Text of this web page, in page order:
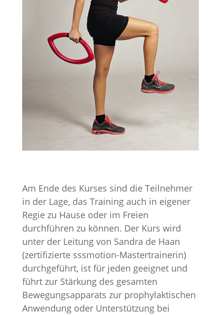
Am Ende des Kurses sind die Teilnehmer
in der Lage, das Training auch in eigener
Regie zu Hause oder im Freien
durchführen zu können. Der Kurs wird
unter der Leitung von Sandra de Haan
(zertifizierte sssmotion-Mastertrainerin)
durchgeführt, ist für jeden geeignet und
führt zur Stärkung des gesamten
Bewegungsapparats zur prophylaktischen
Anwendung oder Unterstützung bei